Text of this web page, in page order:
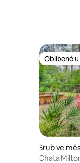
Oblíbené
Oblíbené
Srub ve
Chata